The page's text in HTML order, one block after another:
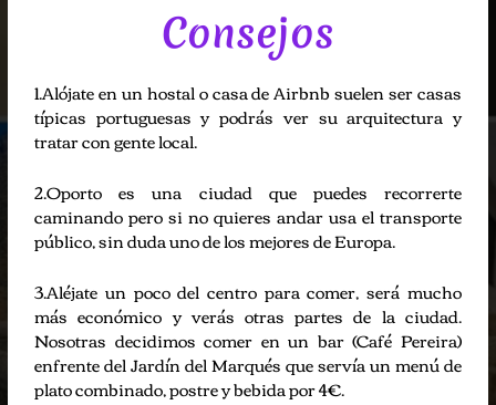
Consejos
1.Alójate en un hostal o casa de Airbnb suelen ser casas
típicas portuguesas y podrás ver su arquitectura y
tratar con gente local.
2.Oporto es una ciudad que puedes recorrerte
caminando pero si no quieres andar usa el transporte
público, sin duda uno de los mejores de Europa.
3.Aléjate un poco del centro para comer, será mucho
más económico y verás otras partes de la ciudad.
Nosotras decidimos comer en un bar (Café Pereira)
enfrente del Jardín del Marqués que servía un menú de
plato combinado, postre y bebida por 4€.